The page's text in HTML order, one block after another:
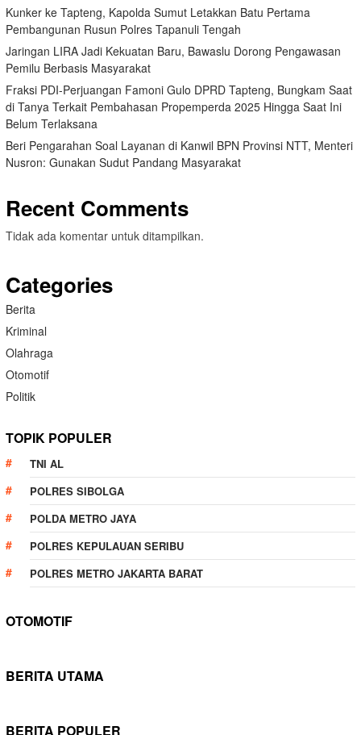
Kunker ke Tapteng, Kapolda Sumut Letakkan Batu Pertama
Pembangunan Rusun Polres Tapanuli Tengah
Jaringan LIRA Jadi Kekuatan Baru, Bawaslu Dorong Pengawasan
Pemilu Berbasis Masyarakat
Fraksi PDI-Perjuangan Famoni Gulo DPRD Tapteng, Bungkam Saat
di Tanya Terkait Pembahasan Propemperda 2025 Hingga Saat Ini
Belum Terlaksana
Beri Pengarahan Soal Layanan di Kanwil BPN Provinsi NTT, Menteri
Nusron: Gunakan Sudut Pandang Masyarakat
Recent Comments
Tidak ada komentar untuk ditampilkan.
Categories
Berita
Kriminal
Olahraga
Otomotif
Politik
TOPIK POPULER
TNI AL
POLRES SIBOLGA
POLDA METRO JAYA
POLRES KEPULAUAN SERIBU
POLRES METRO JAKARTA BARAT
OTOMOTIF
BERITA UTAMA
BERITA POPULER